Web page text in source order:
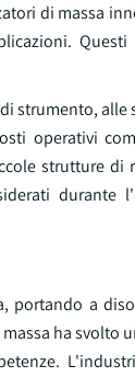
di massa
Questi
strumento, alle
operativi
strutture di
durante
portando a
ha svolto